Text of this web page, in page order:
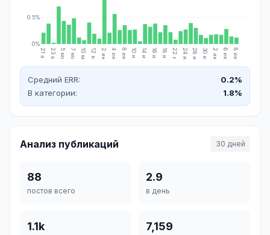
21 апр. 23 апр. 5 мая 7 мая 10 мая 12 мая 2 июн. 4 июн. 8 июн. 10 июн. 14 июн. 16 июн. 18 июн. 22 июн. 24 июн. 28 июн. 30 июн. 2 июл. 6 июл. 8 июл.
0%
0.5%
Средний ERR:
0.2%
В категории:
1.8%
Анализ публикаций 30 дней
88
постов всего
2.9
в день
1.1k 7,159